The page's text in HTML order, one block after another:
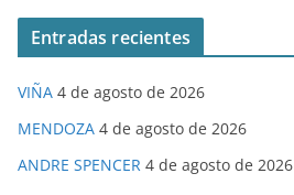
Entradas recientes
VIÑA 4 de agosto de 2026
MENDOZA 4 de agosto de 2026
ANDRE SPENCER 4 de agosto de 2026